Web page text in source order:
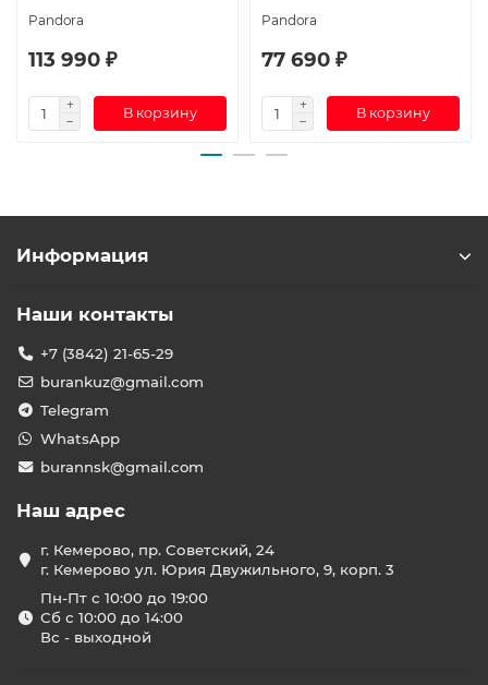
Pandora
113 990 ₽
В корзину
Pandora
77 690 ₽
В корзину
Информация
Наши контакты
+7 (3842) 21-65-29
burankuz@gmail.com
Telegram
WhatsApp
burannsk@gmail.com
Наш адрес
г. Кемерово, пр. Советский, 24
г. Кемерово ул. Юрия Двужильного, 9, корп. 3
Пн-Пт с 10:00 до 19:00
Сб с 10:00 до 14:00
Вс - выходной